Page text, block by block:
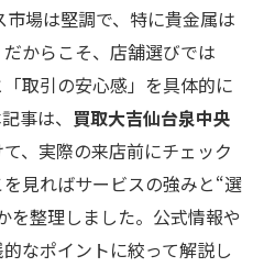
場は堅調で、特に貴金属は
からこそ、店舗選びでは
「取引の安心感」を具体的に
事は、 買取大吉仙台泉中央
、実際の来店前にチェック
見ればサービスの強みと“選
を整理しました。公式情報や
なポイントに絞って解説し